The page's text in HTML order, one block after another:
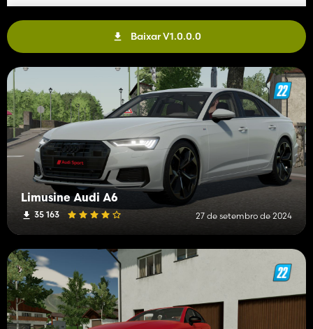
Baixar V1.0.0.0
Limusine Audi A6
35 163 27 de setembro de 2024